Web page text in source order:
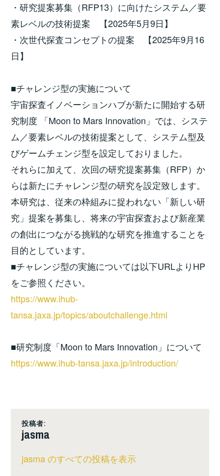
・研究提案募集（RFP13）に向けたシステム／要
素レベルの技術提案 【2025年5月9日】
・次世代探査コンセプトの提案 【2025年9月16
日】
■チャレンジ型の実施について
宇宙探査イノベーションハブが新たに開始する研
究制度 「Moon to Mars Innovation」では、システ
ム／要素レベルの技術提案として、システム型及
びゲームチェンジ型を設定しておりました。
それらに加えて、次回の研究提案募集（RFP）か
らは新たにチャレンジ型の研究を設定致します。
本研究は、従来の枠組みに捉われない「新しい研
究」提案を募集し、将来の宇宙探査および新産業
の創出につながる挑戦的な研究を推進することを
目的としています。
■チャレンジ型の実施については以下URLよりHP
をご参照ください。
https://www.ihub-
tansa.jaxa.jp/topics/aboutchallenge.html
■研究制度「Moon to Mars Innovation」について
https://www.ihub-tansa.jaxa.jp/introduction/
投稿者:
jasma
jasma のすべての投稿を表示